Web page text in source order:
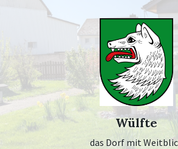
Wülfte
das Dorf mit